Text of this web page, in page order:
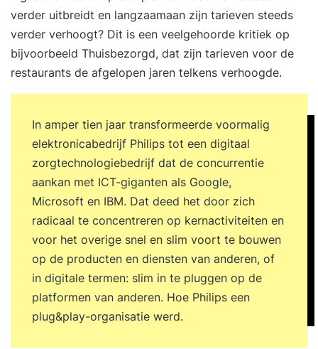
verder uitbreidt en langzaamaan zijn tarieven steeds
verder verhoogt? Dit is een veelgehoorde kritiek op
bijvoorbeeld Thuisbezorgd, dat zijn tarieven voor de
restaurants de afgelopen jaren telkens verhoogde.
In amper tien jaar transformeerde voormalig
elektronicabedrijf Philips tot een digitaal
zorgtechnologiebedrijf dat de concurrentie
aankan met ICT-giganten als Google,
Microsoft en IBM. Dat deed het door zich
radicaal te concentreren op kernactiviteiten en
voor het overige snel en slim voort te bouwen
op de producten en diensten van anderen, of
in digitale termen: slim in te pluggen op de
platformen van anderen. Hoe Philips een
plug&play-organisatie werd.